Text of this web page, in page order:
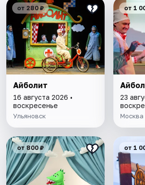
от 280 ₽
Айболит
16 августа 2026 •
воскресенье
Ульяновск
от 1
23
Москва
от 800 ₽ от 1